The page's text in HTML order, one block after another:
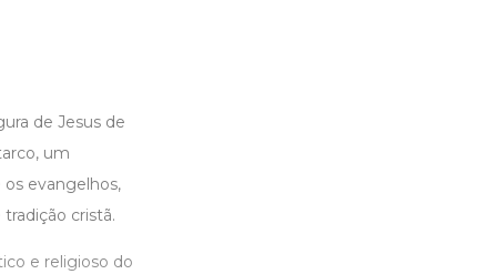
de Jesus de
um
evangelhos,
cristã.
e religioso do